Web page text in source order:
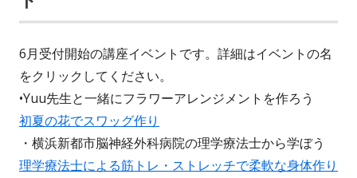
6月受付開始の講座イベントです。詳細はイベントの名
をクリックしてください。
•Yuu先生と一緒にフラワーアレンジメントを作ろう
初夏の花でスワッグ作り
・横浜新都市脳神経外科病院の理学療法士から学ぼう
理学療法士による筋トレ・ストレッチで柔軟な身体作り